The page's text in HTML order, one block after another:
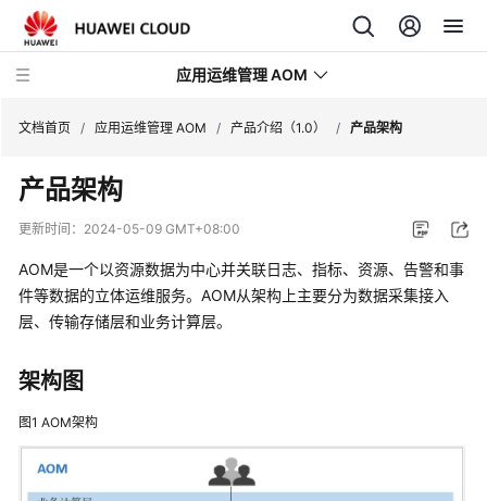
应用运维管理 AOM
最
新
态
产
介
绍
费
文档首页 / 应用运维管理 AOM / 产品介绍（1.0） / 产品架构
产品架构
更新时间： 2024-05-09 GMT+08:00
AOM是一个以资源数据为中心并关联日志、指标、资源、告警和事
件等数据的立体运维服务。AOM从架构上主要分为数据采集接入
层、传输存储层和业务计算层。
架构图
图1 AOM架构